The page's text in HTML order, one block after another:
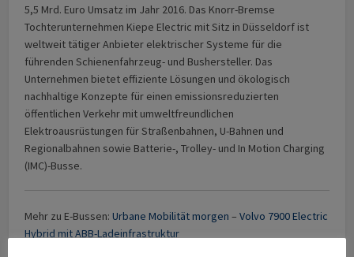
5,5 Mrd. Euro Umsatz im Jahr 2016. Das Knorr-Bremse
Tochterunternehmen Kiepe Electric mit Sitz in Düsseldorf ist
weltweit tätiger Anbieter elektrischer Systeme für die
führenden Schienenfahrzeug- und Bushersteller. Das
Unternehmen bietet effiziente Lösungen und ökologisch
nachhaltige Konzepte für einen emissionsreduzierten
öffentlichen Verkehr mit umweltfreundlichen
Elektroausrüstungen für Straßenbahnen, U-Bahnen und
Regionalbahnen sowie Batterie-, Trolley- und In Motion Charging
(IMC)-Busse.
Mehr zu E-Bussen:Urbane Mobilität morgen –Volvo 7900 Electric
Hybrid mit ABB-Ladeinfrastruktur